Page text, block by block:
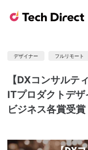
デザイナー フルリモート
【DXコンサルテ
ITプロダクトデ
ビジネス各賞受賞